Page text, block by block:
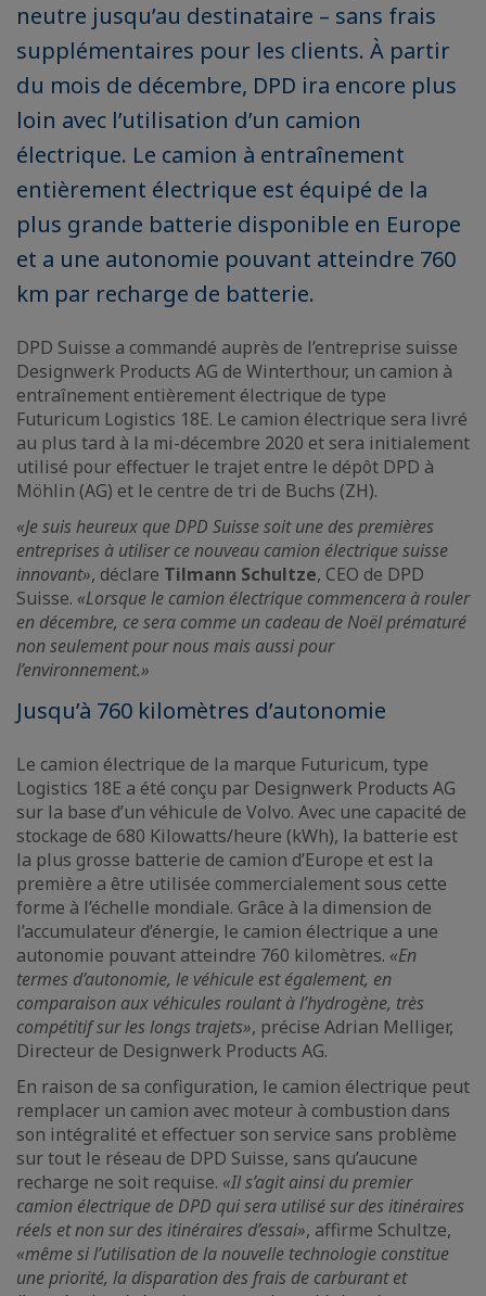
neutre jusqu’au destinataire – sans frais
supplémentaires pour les clients. À partir
du mois de décembre, DPD ira encore plus
loin avec l’utilisation d’un camion
électrique. Le camion à entraînement
entièrement électrique est équipé de la
plus grande batterie disponible en Europe
et a une autonomie pouvant atteindre 760
km par recharge de batterie.
DPD Suisse a commandé auprès de l’entreprise suisse
Designwerk Products AG de Winterthour, un camion à
entraînement entièrement électrique de type
Futuricum Logistics 18E. Le camion électrique sera livré
au plus tard à la mi-décembre 2020 et sera initialement
utilisé pour effectuer le trajet entre le dépôt DPD à
Möhlin (AG) et le centre de tri de Buchs (ZH).
«Je suis heureux que DPD Suisse soit une des premières
entreprises à utiliser ce nouveau camion électrique suisse
innovant», déclare Tilmann Schultze, CEO de DPD
Suisse. «Lorsque le camion électrique commencera à rouler
en décembre, ce sera comme un cadeau de Noël prématuré
non seulement pour nous mais aussi pour
l’environnement.»
Jusqu’à 760 kilomètres d’autonomie
Le camion électrique de la marque Futuricum, type
Logistics 18E a été conçu par Designwerk Products AG
sur la base d’un véhicule de Volvo. Avec une capacité de
stockage de 680 Kilowatts/heure (kWh), la batterie est
la plus grosse batterie de camion d’Europe et est la
première a être utilisée commercialement sous cette
forme à l’échelle mondiale. Grâce à la dimension de
l’accumulateur d’énergie, le camion électrique a une
autonomie pouvant atteindre 760 kilomètres. «En
termes d’autonomie, le véhicule est également, en
comparaison aux véhicules roulant à l’hydrogène, très
compétitif sur les longs trajets», précise Adrian Melliger,
Directeur de Designwerk Products AG.
En raison de sa configuration, le camion électrique peut
remplacer un camion avec moteur à combustion dans
son intégralité et effectuer son service sans problème
sur tout le réseau de DPD Suisse, sans qu’aucune
recharge ne soit requise. «Il s’agit ainsi du premier
camion électrique de DPD qui sera utilisé sur des itinéraires
réels et non sur des itinéraires d’essai», affirme Schultze,
«même si l’utilisation de la nouvelle technologie constitue
une priorité, la disparation des frais de carburant et